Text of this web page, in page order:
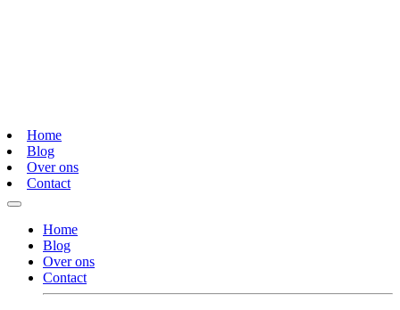
Home
Blog
Over ons
Contact
Home
Blog
Over ons
Contact